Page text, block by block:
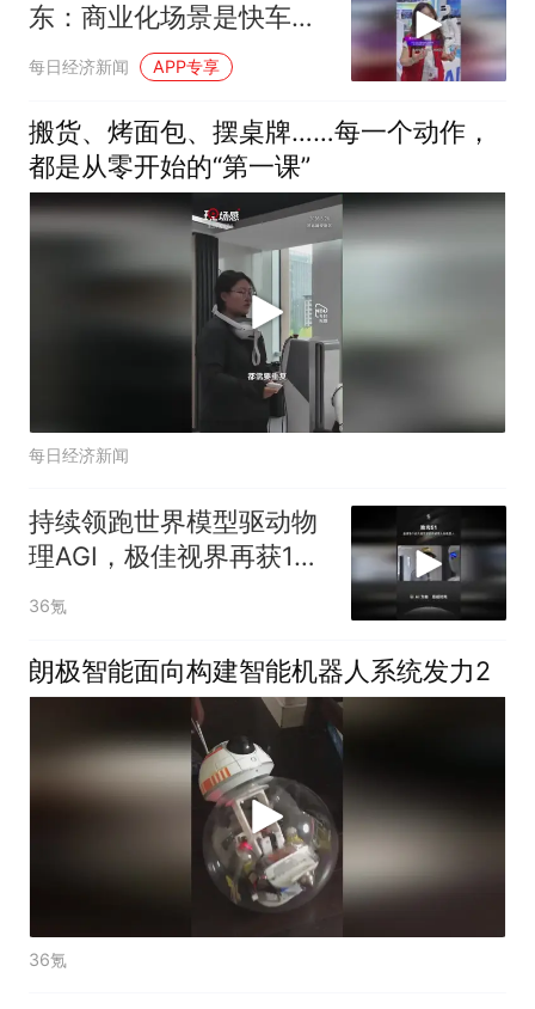
东：商业化场景是快车
道，未来会有更多消费级
每日经济新闻 APP专享
搬货、烤面包、摆桌牌……每一个动作，
都是从零开始的“第一课”
每日经济新闻
持续领跑世界模型驱动物
理AGI，极佳视界再获10
亿元B2轮融资
36氪
朗极智能面向构建智能机器人系统发力2
36氪